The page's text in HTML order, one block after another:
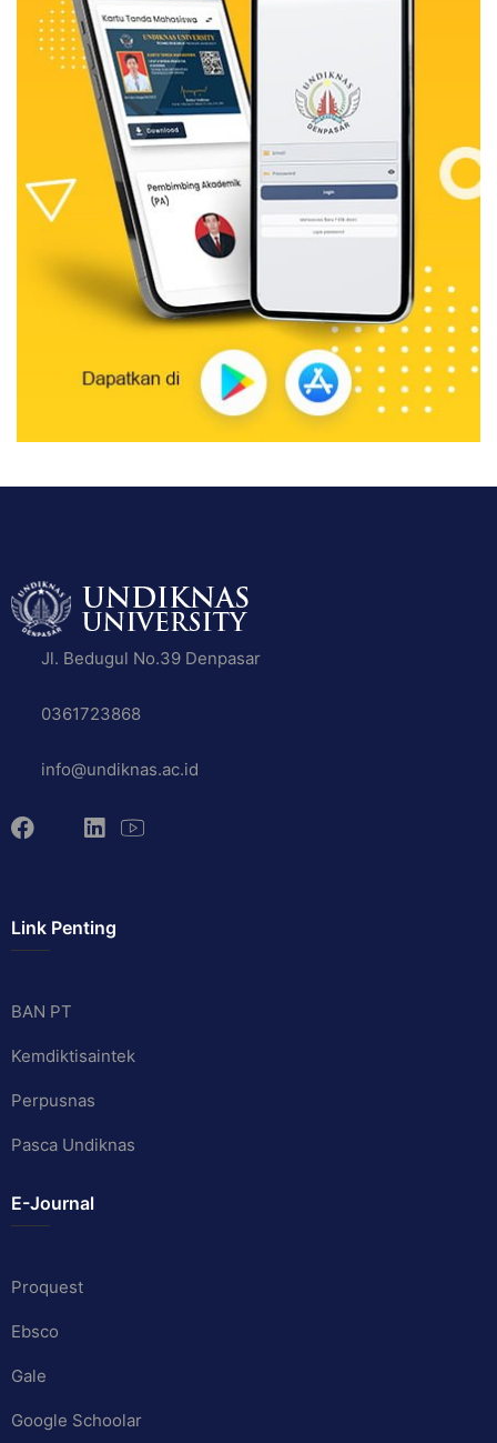
Jl. Bedugul No.39 Denpasar
0361723868
info@undiknas.ac.id
Link Penting
BAN PT
Kemdiktisaintek
Perpusnas
Pasca Undiknas
E-Journal
Proquest
Ebsco
Gale
Google Schoolar